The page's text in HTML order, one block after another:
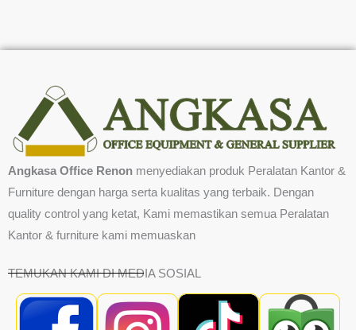
Angkasa Office Renon menyediakan produk Peralatan Kantor &
Furniture dengan harga serta kualitas yang terbaik. Dengan
quality control yang ketat, Kami memastikan semua Peralatan
Kantor & furniture kami memuaskan
TEMUKAN KAMI DI MEDIA SOSIAL